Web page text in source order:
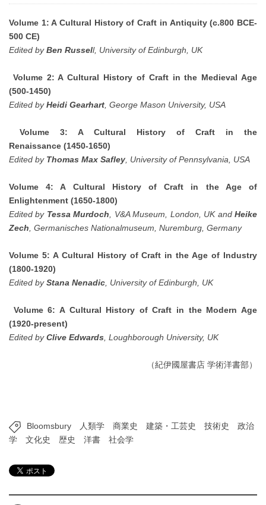
Volume 1: A Cultural History of Craft in Antiquity (c.800 BCE-
500 CE)
Edited byBen Russell, University of Edinburgh, UK
Volume 2: A Cultural History of Craft in the Medieval Age
(500-1450)
Edited byHeidi Gearhart , George Mason University, USA
Volume 3: A Cultural History of Craft in the
Renaissance (1450-1650)
Edited by Thomas Max Safley , University of Pennsylvania, USA
Volume 4: A Cultural History of Craft in the Age of
Enlightenment (1650-1800)
Edited by Tessa Murdoch , V&A Museum, London, UK andHeike
Zech , Germanisches Nationalmuseum, Nuremburg, Germany
Volume 5: A Cultural History of Craft in the Age of Industry
(1800-1920)
Edited byStana Nenadic , University of Edinburgh, UK
Volume 6: A Cultural History of Craft in the Modern Age
(1920-present)
Edited byClive Edwards , Loughborough University, UK
（紀伊國屋書店 学術洋書部）
Bloomsbury 人類学 商業史 建築・工芸史 技術史
政治
学
文化史 歴史 洋書 社会学